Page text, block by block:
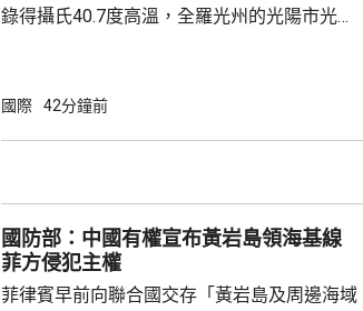
錄得攝氏40.7度高溫，全羅光州的光陽市光陽
越、京畿道驪州市金沙面，及慶尚南道密陽市
四高。夜間最低氣溫保持在25度或以上的「熱
帶夜」亦...
國際 42分鐘前
國防部：中國有權宣布黃岩島領海基線
菲方侵犯主權
菲律賓早前向聯合國交存「黃岩島及周邊海域